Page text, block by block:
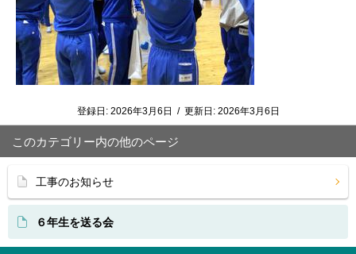
登録日: 2026年3月6日 / 更新日: 2026年3月6日
このカテゴリー内の他のページ
工事のお知らせ
６年生を送る会